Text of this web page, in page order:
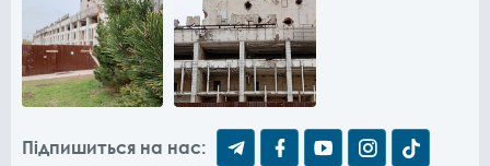
Підпишиться на нас: